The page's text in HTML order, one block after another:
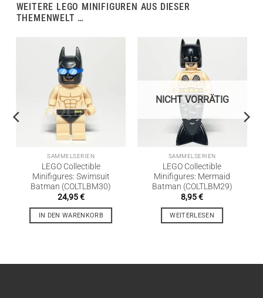
WEITERE LEGO MINIFIGUREN AUS DIESER
THEMENWELT …
SAMMELSERIEN
LEGO Collectible
Minifigures: Swimsuit
Batman (COLTLBM30)
24,95€
IN DEN WARENKORB
NICHT VORRÄTIG
SAMMELSERIEN
LEGO Collectible
Minifigures: Mermaid
Batman (COLTLBM29)
8,95€
WEITERLESEN